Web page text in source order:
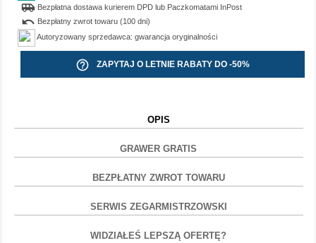
airport_shuttleBezpłatna dostawa kurierem DPD lub Paczkomatami InPost
undo Bezpłatny zwrot towaru (100 dni)
Autoryzowany sprzedawca: gwarancja oryginalności
help_outline ZAPYTAJ O LETNIE RABATY DO -50%
OPIS
GRAWER GRATIS
BEZPŁATNY ZWROT TOWARU
SERWIS ZEGARMISTRZOWSKI
WIDZIAŁEŚ LEPSZĄ OFERTĘ?